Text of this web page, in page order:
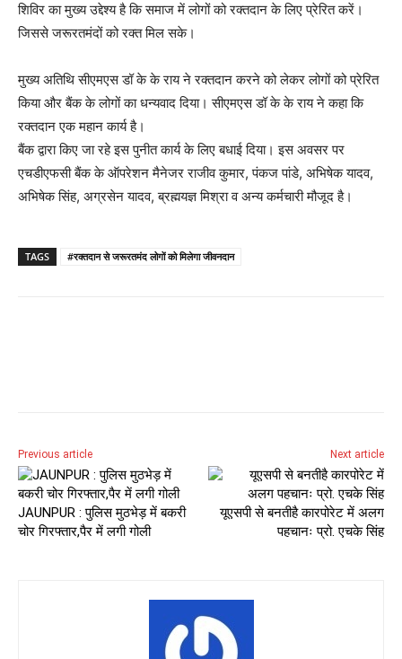
शिविर का मुख्य उद्देश्य है कि समाज में लोगों को रक्तदान के लिए प्रेरित करें।
जिससे जरूरतमंदों को रक्त मिल सके।
मुख्य अतिथि सीएमएस डॉ के के राय ने रक्तदान करने को लेकर लोगों को प्रेरित
किया और बैंक के लोगों का धन्यवाद दिया। सीएमएस डॉ के के राय ने कहा कि
रक्तदान एक महान कार्य है।
बैंक द्वारा किए जा रहे इस पुनीत कार्य के लिए बधाई दिया। इस अवसर पर
एचडीएफसी बैंक के ऑपरेशन मैनेजर राजीव कुमार, पंकज पांडे, अभिषेक यादव,
अभिषेक सिंह, अग्रसेन यादव, ब्रह्मयज्ञ मिश्रा व अन्य कर्मचारी मौजूद है।
TAGS #रक्तदान से जरूरतमंद लोगों को मिलेगा जीवनदान
Previous article
JAUNPUR : पुलिस मुठभेड़ में बकरी
चोर गिरफ्तार,पैर में लगी गोली
Next article
यूएसपी से बनतीहै कारपोरेट में अलग
पहचानः प्रो. एचके सिंह